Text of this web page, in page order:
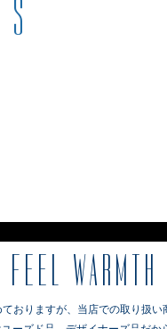
FEEL
おりますが、当店での取り